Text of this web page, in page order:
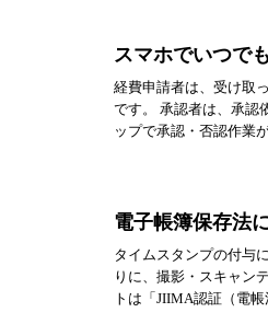
スマホでいつで
経費申請者は、受け取
です。 承認者は、承認
ップで承認・否認作業
電子帳簿保存法
タイムスタンプの付与
りに、撮影・スキャン
トは「JIIMA認証（電